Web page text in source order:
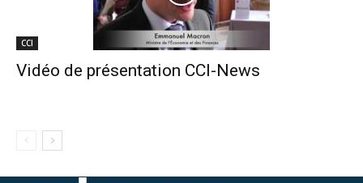
CCI
Vidéo de présentation CCI-News